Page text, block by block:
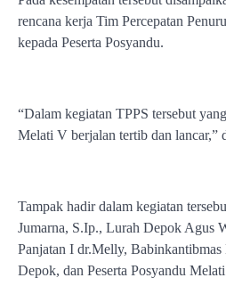
rencana kerja Tim Percepatan
kepada Peserta Posyandu.
“Dalam kegiatan TPPS tersebut
Melati V berjalan tertib dan lancar,”
Tampak hadir dalam kegiatan
Jumarna, S.Ip., Lurah Depok Agus
Panjatan I dr.Melly,
Depok, dan Peserta Posyandu